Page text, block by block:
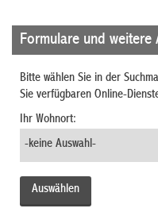
Formulare und weitere
Bitte wählen Sie in der
Sie verfügbaren Online-
Ihr Wohnort: